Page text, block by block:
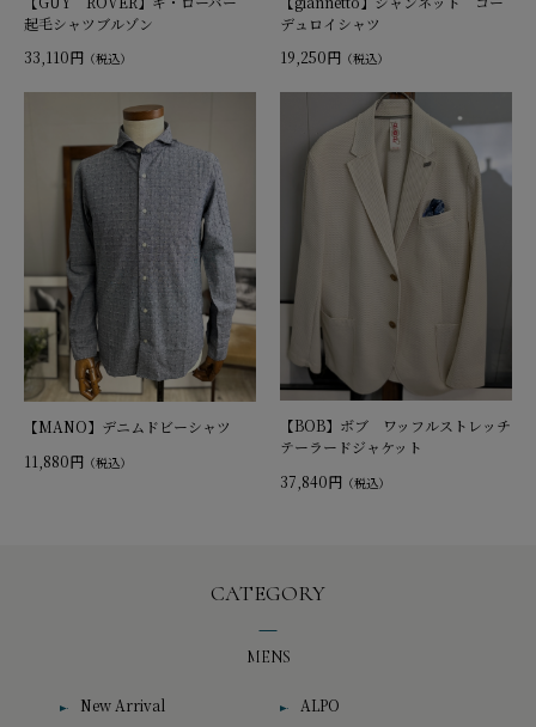
起毛シャツブルゾン
33,110円 （税込）
デュロイシャツ
19,250円 （税込）
【MANO】デニムドビーシャツ
11,880円 （税込）
【BOB】ボブ ワッフルストレッチ
テーラードジャケット
37,840円 （税込）
CATEGORY
MENS
New Arrival
ALPO